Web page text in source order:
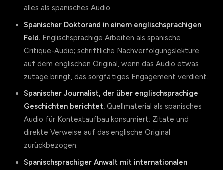
alles als spanisches Audio.
Spanischer Doktorand in einem englischsprachigen
Feld. Englischsprachige Arbeiten als spanische
Critique-Audio; schriftliche Nachverfolgungslektüre
auf dem englischen Original, wenn das Audio etwas
zutage bringt, das sorgfältiges Engagement verdient.
Spanischer Journalist, der über englischsprachige
Geschichten berichtet. Quellmaterial als spanisches
Audio für Kontextaufbau konsumiert; Zitate und
direkte Verweise auf das englische Original
zurückbezogen.
Spanischsprachiger Anwalt mit internationalen